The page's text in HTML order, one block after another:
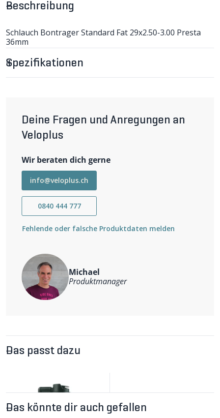
Beschreibung
Schlauch Bontrager Standard Fat 29x2.50-3.00 Presta
36mm
Spezifikationen
Deine Fragen und Anregungen an
Veloplus
Wir beraten dich gerne
info@veloplus.ch
0840 444 777
Fehlende oder falsche Produktdaten melden
Michael
Produktmanager
Das passt dazu
Das könnte dir auch gefallen